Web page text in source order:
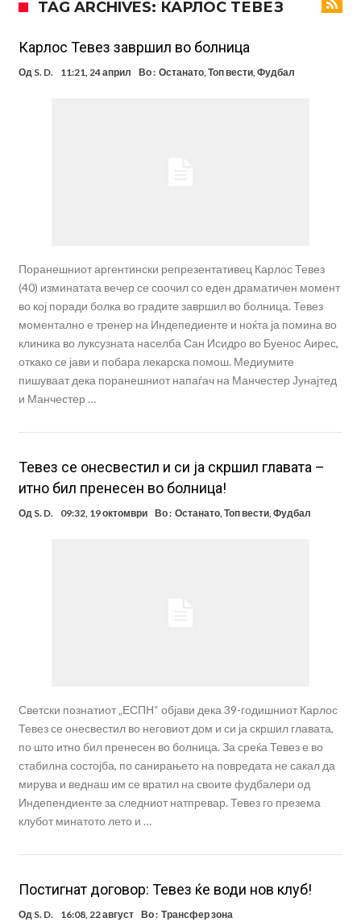
Гимараеш успешно ги мина медицинските прегледи во Арсенал
Нов рекорд на Меси при враќање во тимот на Интер Мајами
Тикет на денот (четврток, 06.08.2026)
TAG ARCHIVES: КАРЛОС ТЕВЕЗ
Карлос Тевез завршил во болница
Од S. D. 11:21, 24 април Во : Останато, Топ вести, Фудбал
Поранешниот аргентински репрезентативец Карлос Тевез
(40) изминатата вечер се соочил со еден драматичен момент
во кој поради болка во градите завршил во болница. Тевез
моментално е тренер на Индепедиенте и ноќта ја помина во
клиника во луксузната населба Сан Исидро во Буенос Аирес,
откако се јави и побара лекарска помош. Медиумите
пишуваат дека поранешниот напаѓач на Манчестер Јунајтед
и Манчестер …
Teвез се онесвестил и си ја скршил главата –
итно бил пренесен во болница!
Од S. D. 09:32, 19 октомври Во : Останато,Топ вести,Фудбал
Светски познатиот „ЕСПН“ објави дека 39-годишниот Карлос
Тевез се онесвестил во неговиот дом и си ја скршил главата,
по што итно бил пренесен во болница. За среќа Тевез е во
стабилна состојба, по санирањето на повредата не сакал да
мирува и веднаш им се вратил на своите фудбалери од
Индепендиенте за следниот натпревар. Тевез го презема
клубот минатото лето и …
Постигнат договор: Тевез ќе води нов клуб!
Од S. D. 16:08, 22 август Во : Трансфер зона